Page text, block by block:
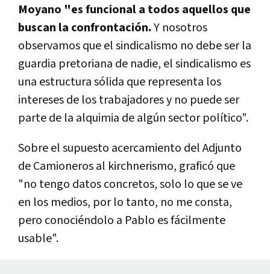
Moyano "es funcional a todos aquellos que
buscan la confrontación.Y nosotros
observamos que el sindicalismo no debe ser la
guardia pretoriana de nadie, el sindicalismo es
una estructura sólida que representa los
intereses de los trabajadores y no puede ser
parte de la alquimia de algún sector político".
Sobre el supuesto acercamiento del Adjunto
de Camioneros al kirchnerismo, graficó que
"no tengo datos concretos, solo lo que se ve
en los medios, por lo tanto, no me consta,
pero conociéndolo a Pablo es fácilmente
usable".